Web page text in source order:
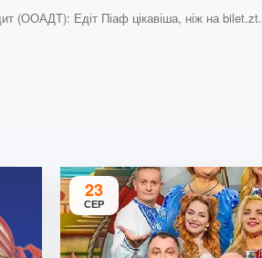
(ООАДТ): Едіт Піаф цікавіша, ніж на
23
СЕР